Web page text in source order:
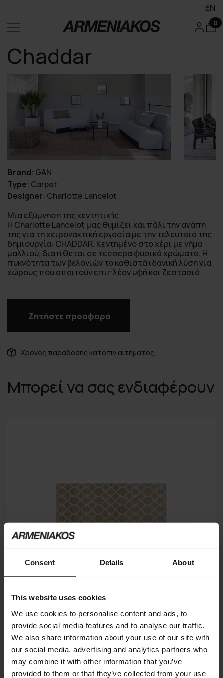
Consent Details About
This website uses cookies
We use cookies to personalise content and ads, to
provide social media features and to analyse our traffic.
We also share information about your use of our site with
our social media, advertising and analytics partners who
may combine it with other information that you’ve
provided to them or that they’ve collected from your use
EN
0
Chaddar
Brand: GAN
Type: Carpet
Designer: Charlotte Lancelot
Μια εξύμνηση της κεντητικής
Η Charlotte Lancelot μας θυμίζει και πάλι την αγάπη
της για τη χειρονακτική εργασία με την τελευταία της
δημιουργία: CHADDAR. Κεντημένο στο χέρι με νήμα
μαλλιού, διατίθεται σε τέσσερα φυσικά χρώματα. Η
πυκνότητα των βελονιών το καθιστά ιδανική λύση για
χώρους που απαιτούν επιπλέον υφή και ζεστασιά.
Ζητήστε προσφορά
Χρόνος παράδοσης κατόπιν αιτήματος
Μπορεί να σας ενδιαφέρουν
RODAS
GAN